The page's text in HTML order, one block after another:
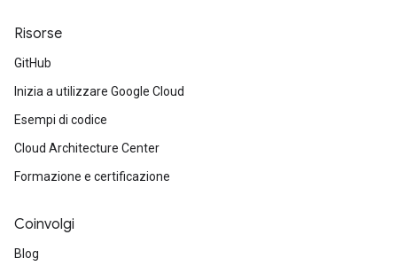
Risorse
GitHub
Inizia a utilizzare Google Cloud
Esempi di codice
Cloud Architecture Center
Formazione e certificazione
Coinvolgi
Blog